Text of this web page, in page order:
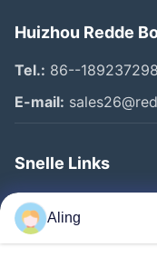
Huizhou Redde
Tel.: 86--
E-mail:
Snelle Links
Thuis
Producten
Aling